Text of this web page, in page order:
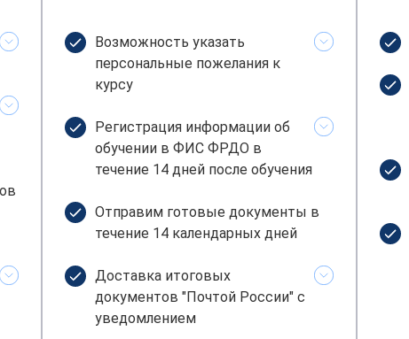
Возможность указать
персональные пожелания к
курсу
Регистрация информации об
обучении в ФИС ФРДО в
течение 14 дней после обучения
Отправим готовые документы в
течение 14 календарных дней
Доставка итоговых
документов "Почтой России" с
уведомлением